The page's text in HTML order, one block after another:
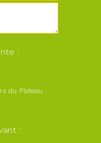
:
du Plateau
: